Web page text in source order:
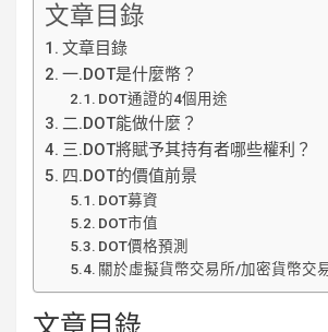
文章目錄
文章目錄
一.DOT是什麼幣？
DOT通證的4個用途
二.DOT能做什麼？
三.DOT將賦予其持有者哪些權利？
四.DOT的價值前景
DOT募資
DOT市值
DOT價格預測
關於虛擬貨幣交易所/加密貨幣交